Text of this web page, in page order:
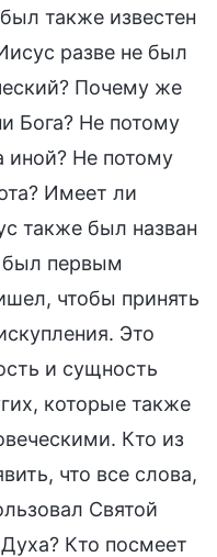
также известен
разве не был
Почему же
Бога? Не потому
иной? Не потому
Имеет ли
также был назван
первым
чтобы принять
Это
и сущность
которые также
Кто из
что все слова,
Святой
Кто посмеет